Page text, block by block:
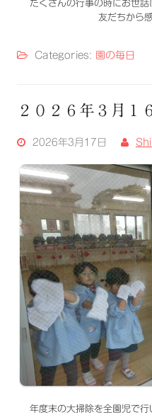
たくさんの行事の時にお世
友だちから
Categories: 園の毎日
２０２６年３月
2026年3月17日
年度末の大掃除を全園児で